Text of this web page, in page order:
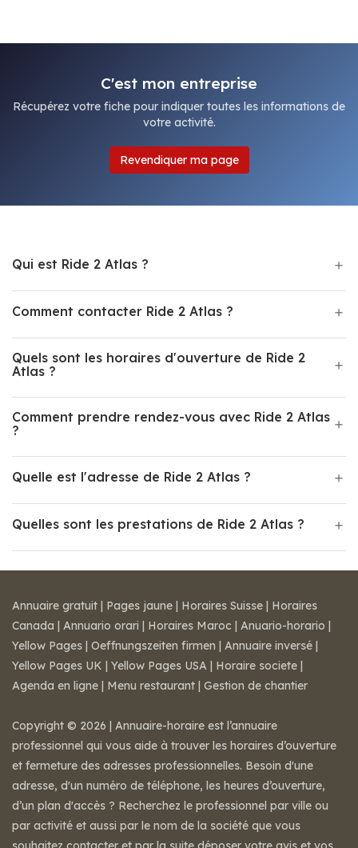
C'est mon entreprise
Récupérez votre fiche pour indiquer toutes les informations de
votre activité.
Revendiquer ma page
Qui est Ride 2 Atlas ?
Comment contacter Ride 2 Atlas ?
Quels sont les horaires d'ouverture de Ride 2
Atlas ?
Comment prendre rendez-vous avec Ride 2 Atlas
?
Quelle est l'adresse de Ride 2 Atlas ?
Quelles sont les prestations de Ride 2 Atlas ?
Annuaire gratuit | Pages jaune | Horaires Suisse | Horaires
Canada | Annuario orari | Horaires Maroc | Anuario-horario |
Yellow Pages | Oeffnungszeiten firmen | Annuaire inversé |
Yellow Pages UK | Yellow Pages USA | Horaire societe |
Agenda en ligne | Menu restaurant | Gestion de chantier
Copyright © 2026 | Annuaire-horaire est l’annuaire
professionnel qui vous aide à trouver les horaires d’ouverture
et fermeture des adresses professionnelles. Besoin d'une
adresse, d'un numéro de téléphone, les heures d’ouverture,
d’un plan d'accès ? Recherchez le professionnel par ville ou
par activité et aussi par le nom de la société que vous